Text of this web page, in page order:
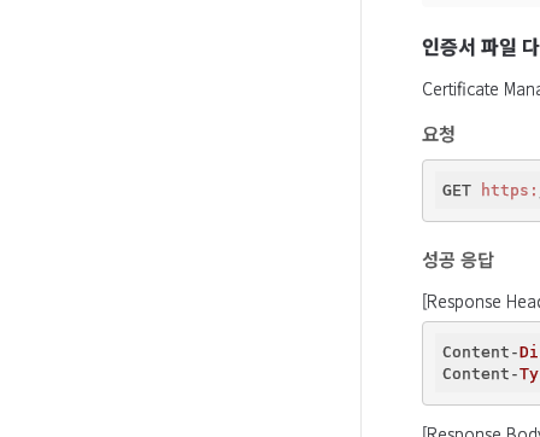
인증서 파일
Certificate
요청
GET https:
성공 응답
[Response
Content-
Content-